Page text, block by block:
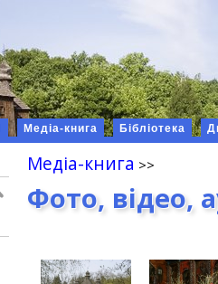
Медіа-книга Бібліотека
Медіа-книга
Фото, відео,